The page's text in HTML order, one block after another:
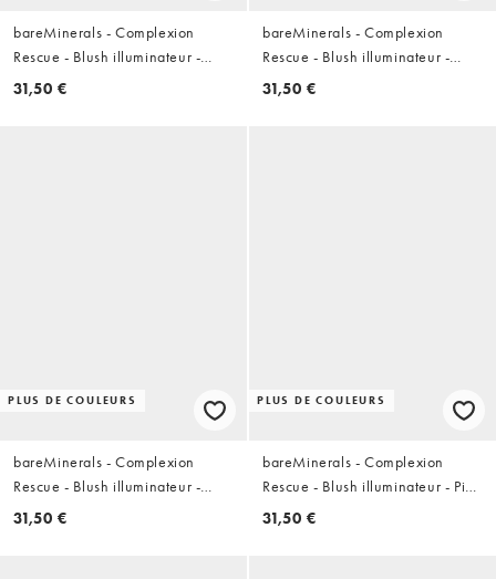
bareMinerals - Complexion
Rescue - Blush illuminateur -
Peach Glow
31,50 €
bareMinerals - Complexion
Rescue - Blush illuminateur -
Opal Glow
31,50 €
PLUS DE COULEURS
bareMinerals - Complexion
Rescue - Blush illuminateur -
Rose Glow
31,50 €
PLUS DE COULEURS
bareMinerals - Complexion
Rescue - Blush illuminateur - Pink
Glow
31,50 €